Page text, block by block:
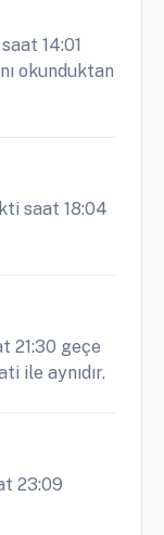
14:01
okunduktan
saat 18:04
21:30 geçe
ile aynıdır.
23:09